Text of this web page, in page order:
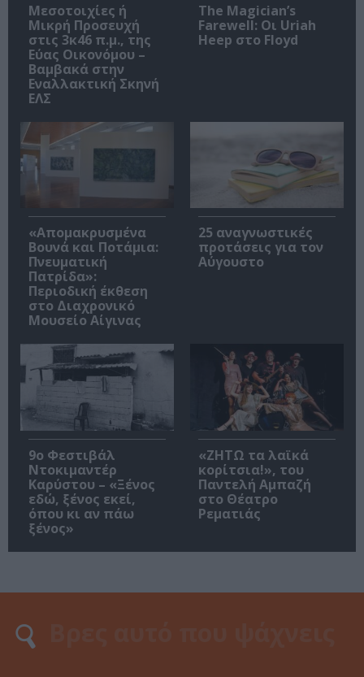
Μεσοτοιχίες ή
Μικρή Προσευχή
στις 3κ46 π.μ., της
Εύας Οικονόμου –
Βαμβακά στην
Εναλλακτική Σκηνή
ΕΛΣ
The Magician’s
Farewell: Οι Uriah
Heep στο Floyd
«Απομακρυσμένα
Βουνά και Ποτάμια:
Πνευματική
Πατρίδα»:
Περιοδική έκθεση
στο Διαχρονικό
Μουσείο Αίγινας
25 αναγνωστικές
προτάσεις για τον
Αύγουστο
9ο Φεστιβάλ
Ντοκιμαντέρ
Καρύστου – «Ξένος
εδώ, ξένος εκεί,
όπου κι αν πάω
ξένος»
«ΖΗΤΩ τα λαϊκά
κορίτσια!», του
Παντελή Αμπαζή
στο Θέατρο
Ρεματιάς